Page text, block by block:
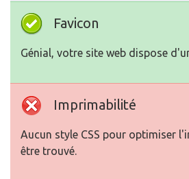
Favicon
Génial, votre site web dispose
Imprimabilité
Aucun style CSS pour optimiser
être trouvé.